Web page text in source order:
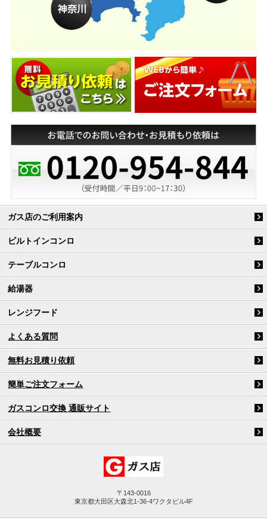
ガス店のご利用案内
ビルトインコンロ
テーブルコンロ
給湯器
レンジフード
よくある質問
無料お見積り依頼
簡単ご注文フォーム
ガスコンロ交換 通販サイト
会社概要
〒143-0016
東京都大田区大森北1-36-4ワクタビル4F